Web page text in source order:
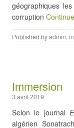
géographiques
corruption
Published byadmin, in
Immersion
3 avril 2019
Selon le journal
algérien